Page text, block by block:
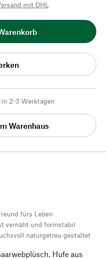
mit DHL
2-3 Werktagen
Warenhaus
fürs Leben
vernäht und formstabil
naturgetreu gestaltet
Hufe aus